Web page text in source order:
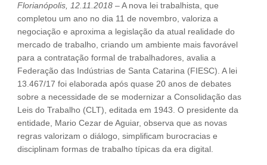
Florianópolis, 12.11.2018 – A nova lei trabalhista, que
completou um ano no dia 11 de novembro, valoriza a
negociação e aproxima a legislação da atual realidade do
mercado de trabalho, criando um ambiente mais favorável
para a contratação formal de trabalhadores, avalia a
Federação das Indústrias de Santa Catarina (FIESC). A lei
13.467/17 foi elaborada após quase 20 anos de debates
sobre a necessidade de se modernizar a Consolidação das
Leis do Trabalho (CLT), editada em 1943. O presidente da
entidade, Mario Cezar de Aguiar, observa que as novas
regras valorizam o diálogo, simplificam burocracias e
disciplinam formas de trabalho típicas da era digital.